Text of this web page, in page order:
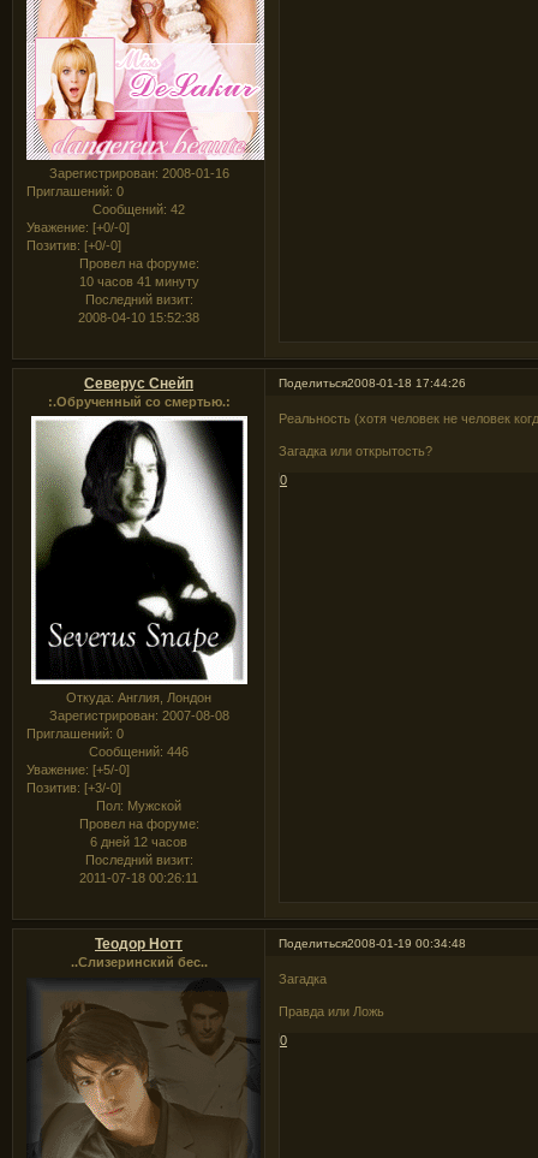
Зарегистрирован: 2008-01-16
Приглашений: 0
Сообщений: 42
Уважение: [+0/-0]
Позитив: [+0/-0]
Провел на форуме:
10 часов 41 минуту
Последний визит:
2008-04-10 15:52:38
Поделиться2008-01-18 17:44:26
Северус Снейп
:.Обрученный со смертью.:
Откуда: Англия, Лондон
Зарегистрирован: 2007-08-08
Приглашений: 0
Сообщений: 446
Уважение: [+5/-0]
Позитив: [+3/-0]
Пол: Мужской
Провел на форуме:
6 дней 12 часов
Последний визит:
2011-07-18 00:26:11
Реальность (хотя человек не человек
Загадка или открытость?
0
Поделиться2008-01-19 00:34:48
Теодор Нотт
..Слизеринский бес..
Загадка
Правда или Ложь
0